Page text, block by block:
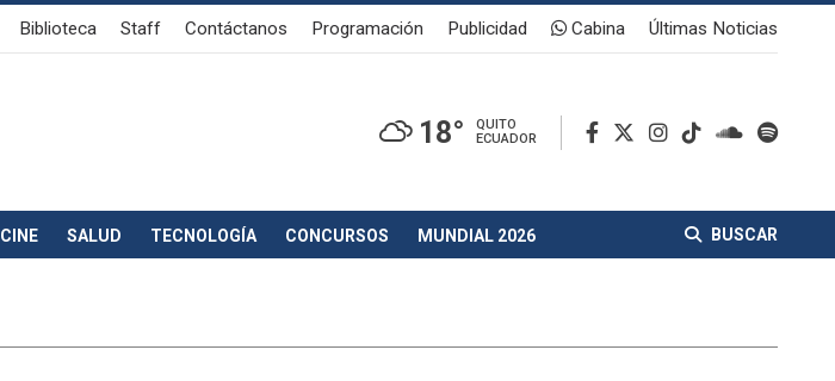
Biblioteca Staff Contáctanos Programación Publicidad Cabina Últimas Noticias
18°
QUITO
ECUADOR
CINE SALUD TECNOLOGÍA CONCURSOS MUNDIAL 2026 BUSCAR